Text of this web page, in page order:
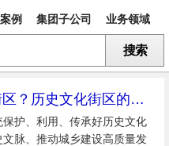
例 集团子公司 业务领域
搜索
？历史文化街区的旅
护、利用、传承好历史文化
脉、推动城乡建设高质量发